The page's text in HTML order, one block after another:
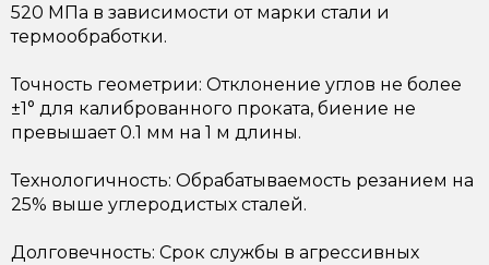
520 МПа в зависимости от марки стали и
термообработки.
Точность геометрии: Отклонение углов не более
±1° для калиброванного проката, биение не
превышает 0.1 мм на 1 м длины.
Технологичность: Обрабатываемость резанием на
25% выше углеродистых сталей.
Долговечность: Срок службы в агрессивных